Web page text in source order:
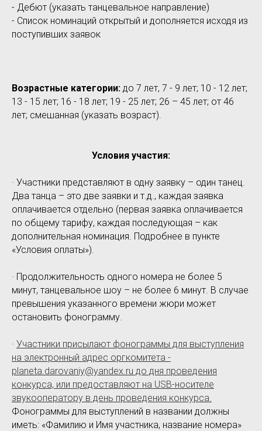
- Дебют (указать танцевальное направление)
- Список номинаций открытый и дополняется исходя из
поступивших заявок
Возрастные категории: до 7 лет, 7 - 9 лет; 10 - 12 лет;
13 - 15 лет; 16 - 18 лет; 19 - 25 лет; 26 – 45 лет; от 46
лет; смешанная (указать возраст).
Условия участия:
· Участники представляют в одну заявку – один танец.
Два танца – это две заявки и т.д., каждая заявка
оплачивается отдельно (первая заявка оплачивается
по общему тарифу, каждая последующая – как
дополнительная номинация. Подробнее в пункте
«Условия оплаты»).
· Продолжительность одного номера не более 5
минут, танцевальное шоу – не более 6 минут. В случае
превышения указанного времени жюри может
остановить фонограмму.
· Участники присылают фонограммы для выступления
на электронный адрес оргкомитета -
planeta.darovaniy@yandex.ru до дня проведения
конкурса, или предоставляют на USB-носителе
звукооператору в день проведения конкурса.
Фонограммы для выступлений в названии должны
иметь: «Фамилию и Имя участника, название номера»